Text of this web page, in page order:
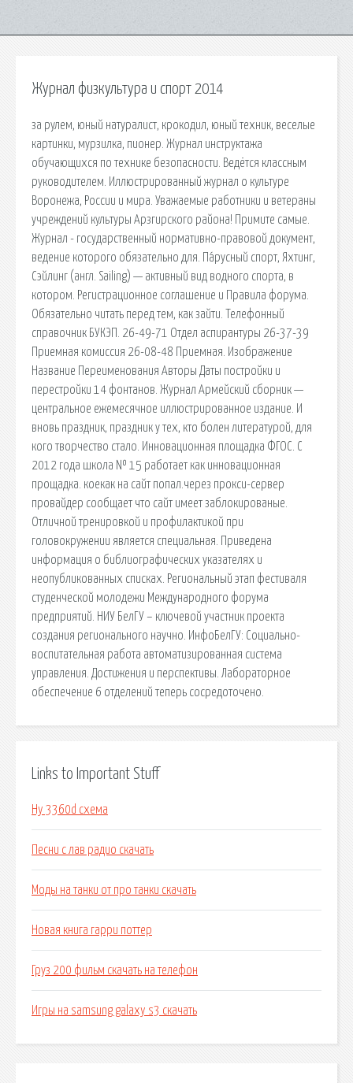
Журнал физкультура и спорт 2014
за рулем, юный натуралист, крокодил, юный техник, веселые
картинки, мурзилка, пионер. Журнал инструктажа
обучающихся по технике безопасности. Ведётся классным
руководителем. Иллюстрированный журнал о культуре
Воронежа, России и мира. Уважаемые работники и ветераны
учреждений культуры Арзгирского района! Примите самые.
Журнал - государственный нормативно-правовой документ,
ведение которого обязательно для. Па́русный спорт, Яхтинг,
Сэйлинг (англ. Sailing) — активный вид водного спорта, в
котором. Регистрационное соглашение и Правила форума.
Обязательно читать перед тем, как зайти. Телефонный
справочник БУКЭП. 26-49-71 Отдел аспирантуры 26-37-39
Приемная комиссия 26-08-48 Приемная. Изображение
Название Переименования Авторы Даты постройки и
перестройки 14 фонтанов. Журнал Армейский сборник —
центральное ежемесячное иллюстрированное издание. И
вновь праздник, праздник у тех, кто болен литературой, для
кого творчество стало. Инновационная площадка ФГОС. С
2012 года школа № 15 работает как инновационная
прощадка. коекак на сайт попал.через прокси-сервер
провайдер сообщает что сайт имеет заблокированые.
Отличной тренировкой и профилактикой при
головокружении является специальная. Приведена
информация о библиографических указателях и
неопубликованных списках. Региональный этап фестиваля
студенческой молодежи Международного форума
предприятий. НИУ БелГУ – ключевой участник проекта
создания регионального научно. ИнфоБелГУ: Социально-
воспитательная работа автоматизированная система
управления. Достижения и перспективы. Лабораторное
обеспечение 6 отделений теперь сосредоточено.
Links to Important Stuff
Hy 3360d схема
Песни с лав радио скачать
Моды на танки от про танки скачать
Новая книга гарри поттер
Груз 200 фильм скачать на телефон
Игры на samsung galaxy s3 скачать